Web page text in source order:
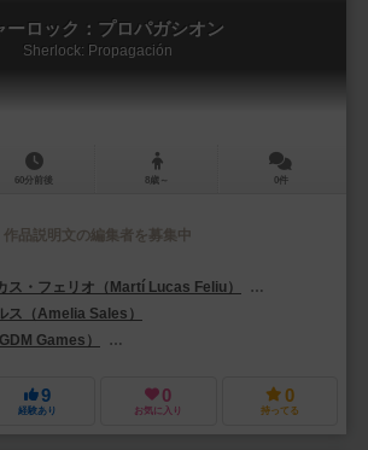
ーロック：プロパガシオン
Sherlock: Propagación
60分前後 8歳～ 0件
作品説明文の編集者を募集中
ス・フェリオ（Martí Lucas Feliu）
ス（Amelia Sales）
Games）
9
経験あり
0
お気に入り
0
持ってる